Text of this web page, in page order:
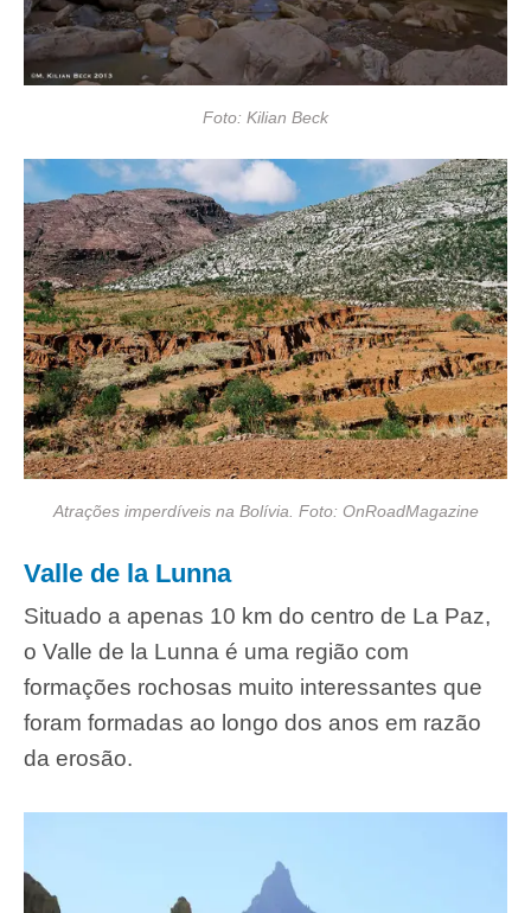
Foto: Kilian Beck
Atrações imperdíveis na Bolívia. Foto: OnRoadMagazine
Valle de la Lunna
Situado a apenas 10 km do centro de La Paz,
o Valle de la Lunna é uma região com
formações rochosas muito interessantes que
foram formadas ao longo dos anos em razão
da erosão.